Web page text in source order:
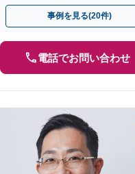
まで一貫して対応いたします【
事例を見る(20件)
電話でお問い合わせ